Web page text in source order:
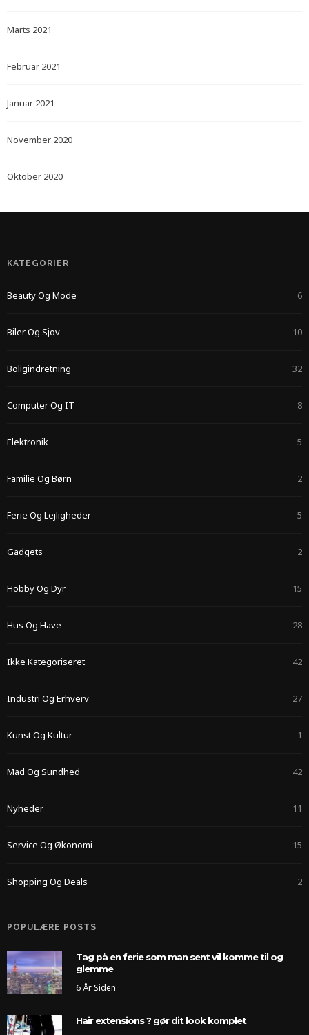
Marts 2021
Februar 2021
Januar 2021
November 2020
Oktober 2020
KATEGORIER
Beauty Og Mode 6
Biler Og Sjov 10
Boligindretning 32
Computer Og IT 8
Elektronik 5
Familie Og Børn 2
Ferie Og Lejligheder 5
Gadgets 2
Hobby Og Dyr 15
Hus Og Have 28
Ikke Kategoriseret 42
Industri Og Erhverv 27
Kunst Og Kultur 1
Mad Og Sundhed 42
Nyheder 11
Service Og Økonomi 15
Shopping Og Deals 2
POPULÆRE POSTS
Tag på en ferie som man sent vil komme til og
glemme
6 År Siden
Hair extensions ? gør dit look komplet